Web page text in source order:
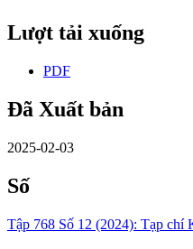
Lượt tải xuống
PDF
Đã Xuất bản
2025-02-03
Số
Tập 768 Số 12 (2024): Tạp chí